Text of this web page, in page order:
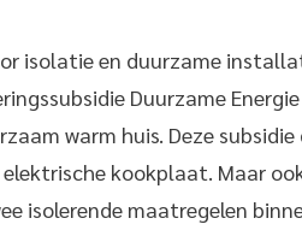
isolatie en duurzame
Duurzame Energie
warm huis. Deze
kookplaat. Maar
isolerende maatregelen